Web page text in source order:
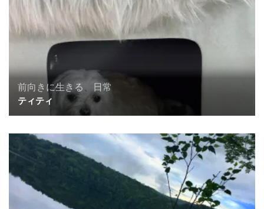
前向きに生きる、 日常
ティティ